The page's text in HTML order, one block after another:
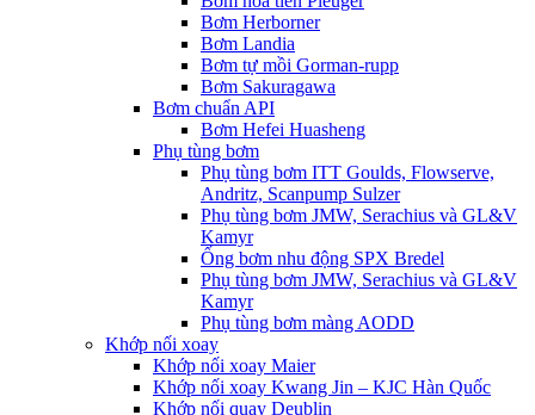
Bơm Herborner
Bơm Landia
Bơm tự mồi Gorman-rupp
Bơm Sakuragawa
Bơm chuẩn API
Bơm Hefei Huasheng
Phụ tùng bơm
Phụ tùng bơm ITT Goulds, Flowserve,
Andritz, Scanpump Sulzer
Phụ tùng bơm JMW, Serachius và GL&V
Kamyr
Ống bơm nhu động SPX Bredel
Phụ tùng bơm JMW, Serachius và GL&V
Kamyr
Phụ tùng bơm màng AODD
Khớp nối xoay
Khớp nối xoay Maier
Khớp nối xoay Kwang Jin – KJC Hàn Quốc
Khớp nối quay Deublin